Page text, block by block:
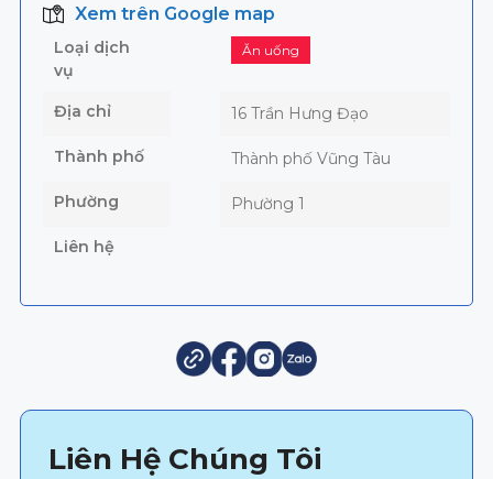
Xem trên Google map
Loại dịch
vụ
Ăn uống
Địa chỉ 16 Trần Hưng Đạo
Thành phố Thành phố Vũng Tàu
Phường Phường 1
Liên hệ
Liên Hệ Chúng Tôi